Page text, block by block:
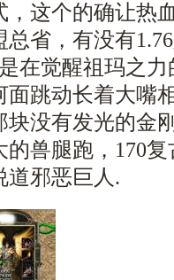
这个的确让热
省，有没有
在觉醒祖玛之
面跳动长着大嘴
没有发光的金
兽腿跑，170
道邪恶巨人.